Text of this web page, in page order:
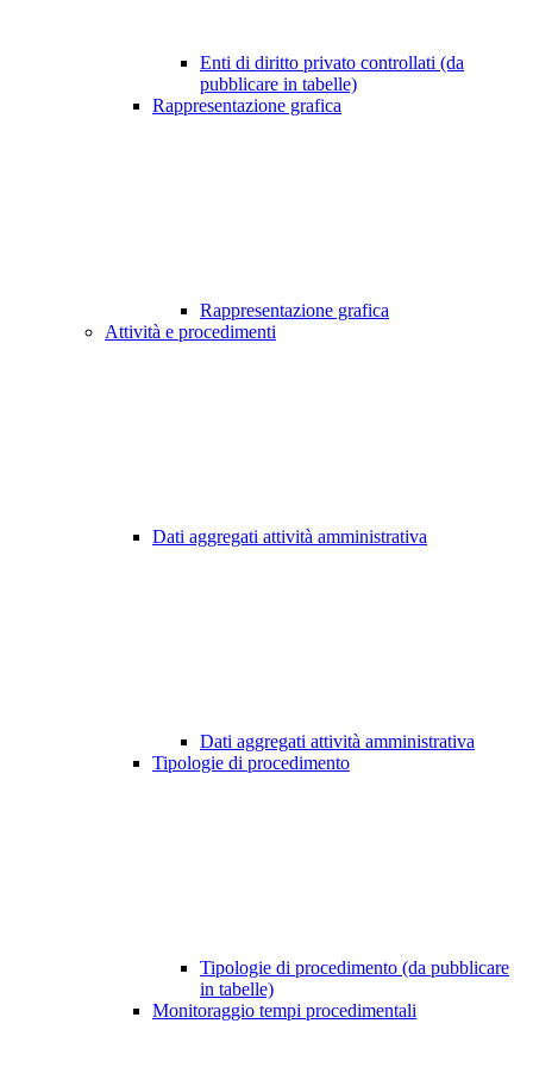
Enti di diritto privato controllati (da
pubblicare in tabelle)
Rappresentazione grafica
Rappresentazione grafica
Attività e procedimenti
Dati aggregati attività amministrativa
Dati aggregati attività amministrativa
Tipologie di procedimento
Tipologie di procedimento (da pubblicare
in tabelle)
Monitoraggio tempi procedimentali